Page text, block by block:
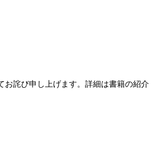
お詫び申し上げます。詳細は書籍の紹介